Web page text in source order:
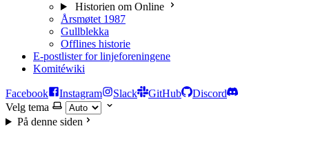
Historien om Online
Årsmøtet 1987
Gullblekka
Offlines historie
E-postlister for linjeforeningene
Komitéwiki
Facebook Instagram Slack GitHub
Discord
Velg tema
På denne siden